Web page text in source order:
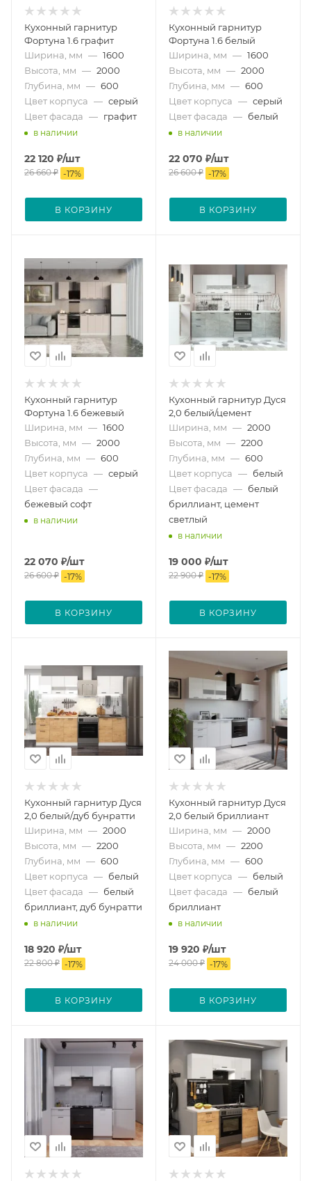
Кухонный гарнитур
Фортуна 1.6 графит
Ширина, мм — 1600
Высота, мм — 2000
Глубина, мм — 600
Цвет корпуса — серый
Цвет фасада — графит
в наличии
22 120 ₽/шт
26 660₽ -17%
В КОРЗИНУ
Кухонный гарнитур
Фортуна 1.6 белый
Ширина, мм — 1600
Высота, мм — 2000
Глубина, мм — 600
Цвет корпуса — серый
Цвет фасада — белый
в наличии
22 070 ₽/шт
26 600₽ -17%
В КОРЗИНУ
Кухонный гарнитур
Фортуна 1.6 бежевый
Ширина, мм — 1600
Высота, мм — 2000
Глубина, мм — 600
Цвет корпуса — серый
Цвет фасада —
бежевый софт
в наличии
22 070 ₽/шт
26 600₽ -17%
В КОРЗИНУ
Кухонный гарнитур Дуся
2,0 белый/цемент
Ширина, мм — 2000
Высота, мм — 2200
Глубина, мм — 600
Цвет корпуса — белый
Цвет фасада — белый
бриллиант, цемент
светлый
в наличии
19 000 ₽/шт
22 900₽ -17%
В КОРЗИНУ
Кухонный гарнитур Дуся
2,0 белый/дуб бунратти
Ширина, мм — 2000
Высота, мм — 2200
Глубина, мм — 600
Цвет корпуса — белый
Цвет фасада — белый
бриллиант, дуб бунратти
в наличии
18 920 ₽/шт
22 800₽ -17%
В КОРЗИНУ
Кухонный гарнитур Дуся
2,0 белый бриллиант
Ширина, мм — 2000
Высота, мм — 2200
Глубина, мм — 600
Цвет корпуса — белый
Цвет фасада — белый
бриллиант
в наличии
19 920 ₽/шт
24 000₽ -17%
В КОРЗИНУ